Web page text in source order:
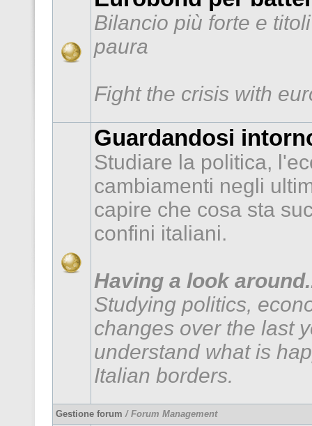
Bilancio più forte e
paura
Fight the crisis with
Guardandosi
Studiare la politica,
cambiamenti negli
capire che cosa sta
confini italiani.
Having a look
Studying politics,
changes over the last
understand what is
Italian borders.
Gestione forum / Forum Management